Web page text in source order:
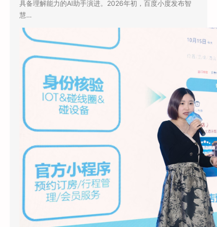
具备理解能力的AI助手演进。2026年初，百度小度发布智
慧…